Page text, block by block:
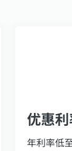
优惠
年利率低